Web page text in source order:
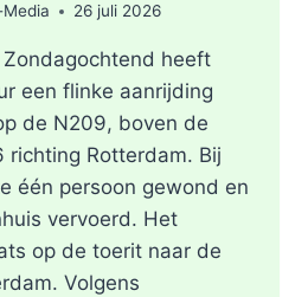
26 juli 2026
Zondagochtend heeft
een flinke aanrijding
de N209, boven de
richting Rotterdam. Bij
één persoon gewond en
vervoerd. Het
op de toerit naar de
Volgens